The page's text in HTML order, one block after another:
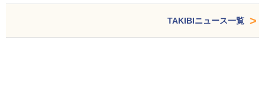
TAKIBIニュース一覧